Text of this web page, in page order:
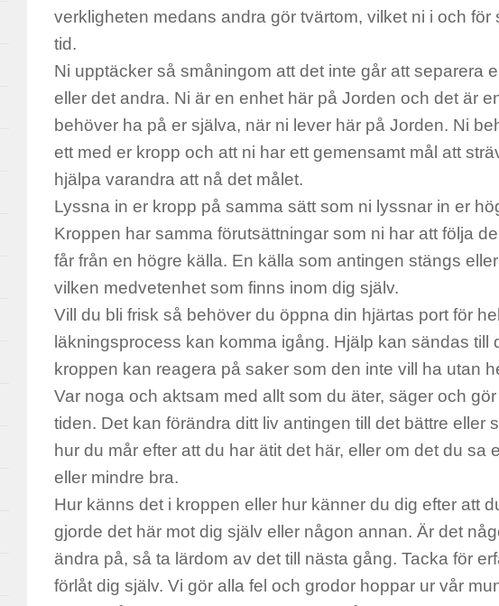
verkligheten medans andra gör tvärtom, vilket ni i och för
tid.
Ni upptäcker så småningom att det inte går att separera
eller det andra. Ni är en enhet här på Jorden och det är
behöver ha på er själva, när ni lever här på Jorden. Ni
ett med er kropp och att ni har ett gemensamt mål att
hjälpa varandra att nå det målet.
Lyssna in er kropp på samma sätt som ni lyssnar in er
Kroppen har samma förutsättningar som ni har att följa
får från en högre källa. En källa som antingen stängs
vilken medvetenhet som finns inom dig själv.
Vill du bli frisk så behöver du öppna din hjärtas port för
läkningsprocess kan komma igång. Hjälp kan sändas till
kroppen kan reagera på saker som den inte vill ha utan
Var noga och aktsam med allt som du äter, säger och
tiden. Det kan förändra ditt liv antingen till det bättre eller
hur du mår efter att du har ätit det här, eller om det du sa
eller mindre bra.
Hur känns det i kroppen eller hur känner du dig efter att
gjorde det här mot dig själv eller någon annan. Är det
ändra på, så ta lärdom av det till nästa gång. Tacka för
förlåt dig själv. Vi gör alla fel och grodor hoppar ur vår